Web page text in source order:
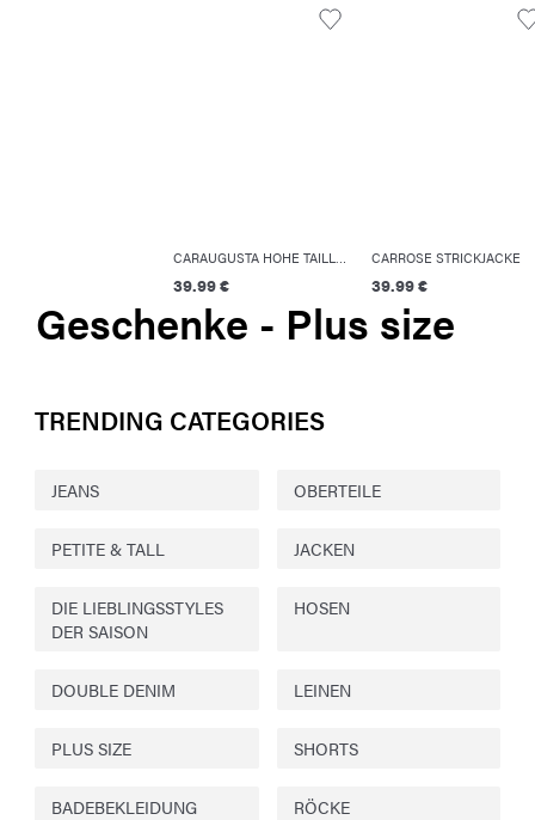
39.99 €
CARROSE STRICKJACKE
39.99 €
Geschenke - Plus size
TRENDING CATEGORIES
JEANS OBERTEILE
PETITE & TALL JACKEN
DIE LIEBLINGSSTYLES
DER SAISON
HOSEN
DOUBLE DENIM LEINEN
PLUS SIZE SHORTS
BADEBEKLEIDUNG RÖCKE